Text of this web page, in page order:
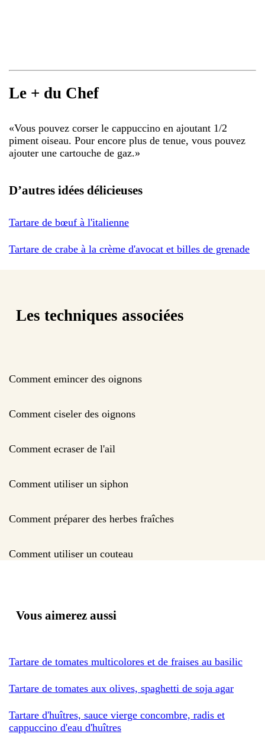
Le + du Chef
«Vous pouvez corser le cappuccino en ajoutant 1/2
piment oiseau. Pour encore plus de tenue, vous pouvez
ajouter une cartouche de gaz.»
D’autres idées délicieuses
Tartare de bœuf à l'italienne
Tartare de crabe à la crème d'avocat et billes de grenade
Les techniques associées
Comment emincer des oignons
Comment ciseler des oignons
Comment ecraser de l'ail
Comment utiliser un siphon
Comment préparer des herbes fraîches
Comment utiliser un couteau
Vous aimerez aussi
Tartare de tomates multicolores et de fraises au basilic
Tartare de tomates aux olives, spaghetti de soja agar
Tartare d'huîtres, sauce vierge concombre, radis et
cappuccino d'eau d'huîtres